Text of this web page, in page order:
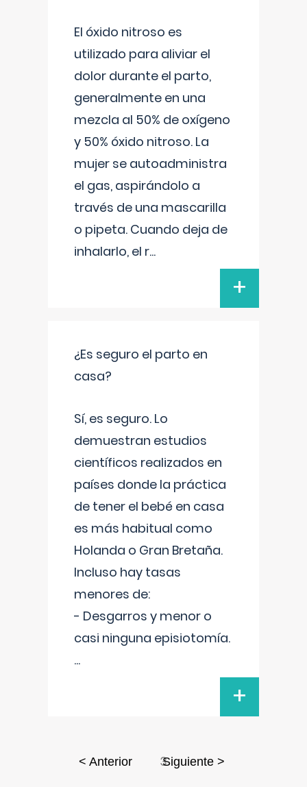
El óxido nitroso es
utilizado para aliviar el
dolor durante el parto,
generalmente en una
mezcla al 50% de oxígeno
y 50% óxido nitroso. La
mujer se autoadministra
el gas, aspirándolo a
través de una mascarilla
o pipeta. Cuando deja de
inhalarlo, el r...
+
¿Es seguro el parto en
casa?
Sí, es seguro. Lo
demuestran estudios
científicos realizados en
países donde la práctica
de tener el bebé en casa
es más habitual como
Holanda o Gran Bretaña.
Incluso hay tasas
menores de:
- Desgarros y menor o
casi ninguna episiotomía.
...
+
< Anterior 3Siguiente >